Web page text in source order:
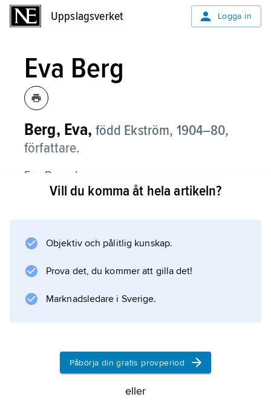
Uppslagsverket Logga in
Eva Berg
Berg, Eva, född Ekström, 1904–80,
författare.
Eva Berg skrev romaner om
samlevnadsproblem med psykologiskt
(1932),
(1936) och
(1939). I senare romaner,
Gömma ringen
(1959), tillkommer ett religiöst inslag i
Vill du komma åt hela artikeln?
Objektiv och pålitlig kunskap.
Prova det, du kommer att gilla det!
Marknadsledare i Sverige.
Påbörja din gratis provperiod
eller